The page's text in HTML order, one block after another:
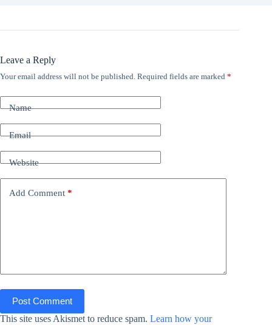
Leave a Reply
Your email address will not be published. Required fields are marked *
Name
Email
Website
Add Comment *
Post Comment
This site uses Akismet to reduce spam. Learn how your